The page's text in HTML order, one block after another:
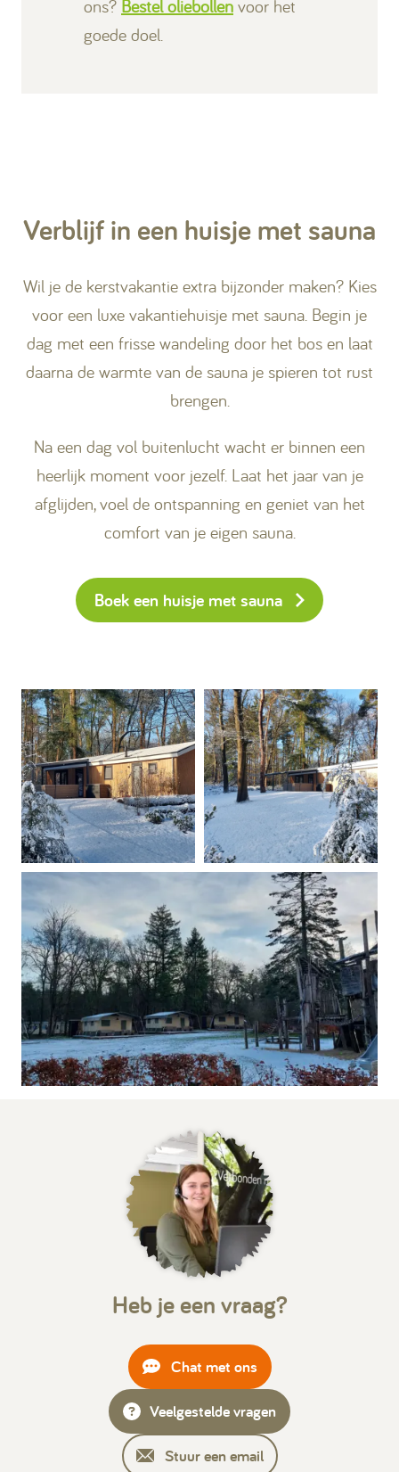
ons? Bestel oliebollen voor het
goede doel.
Verblijf in een huisje met sauna
Wil je de kerstvakantie extra bijzonder maken? Kies
voor een luxe vakantiehuisje met sauna. Begin je
dag met een frisse wandeling door het bos en laat
daarna de warmte van de sauna je spieren tot rust
brengen.
Na een dag vol buitenlucht wacht er binnen een
heerlijk moment voor jezelf. Laat het jaar van je
afglijden, voel de ontspanning en geniet van het
comfort van je eigen sauna.
Boek een huisje met sauna
Heb je een vraag?
Chat met ons
Veelgestelde vragen
Stuur een email